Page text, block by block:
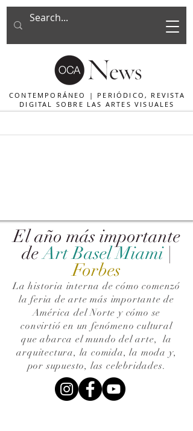
CONTEMPORÁNEO | PERIÓDICO, REVISTA
DIGITAL SOBRE LAS ARTES VISUALES
El año más importante
de Art Basel Miami |
Forbes
La historia interna de cómo comenzó
la feria de arte más importante de
América del Norte y cómo se
convirtió en un fenómeno cultural
que abarca el mundo del arte,la
arquitectura, la comida, la moda y,
por supuesto, las celebridades.